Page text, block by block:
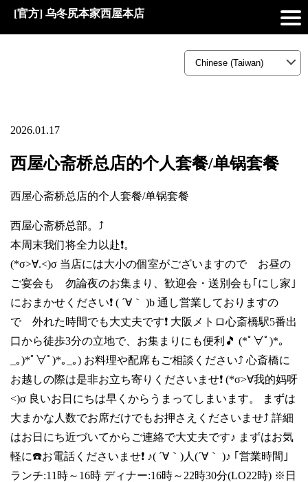
[官方] 乌冬尻本家西屋本店
2026.01.17
西屋心斋桥总店的个人套餐/单锅套餐
西屋心斋桥总店的个人套餐/单锅套餐
西屋心斋桥总部。⤴️
本周末我们将全力以赴❗。
(*σ>∀.<)σ 当店には大小の個室がございますので お昼の
ご宴会も 勿論夜のお集まり、歓迎会・送別会も｢にし家｣
におまかせください❗ ( ´∀｀ )b 通し営業しておりますの
で 外れた時間でも大丈夫です❗ 大阪メトロ心斎橋駅5番出
口から徒歩3分の立地で、お集まりにも便利🎵 (*ﾟ∀ﾟ)*｡
_｡)*ﾟ∀ﾟ)*｡_｡) お料理や配席もご相談ください⤴️ 心斎橋に
お越しの際は是非お立ち寄りくださいませ❗ (*σ>∀我的妈呀
<)σ 良いお日にちは早くからうまってしまいます。 まずは
大まかな人数でお席だけでもお押さえくださいませ⤴️ 詳細
はお日にち近づいてからご連絡で大丈夫です♪ まずはお気
軽に☎️お電話くださいませ❗ ♪( ´∀｀)人(´∀｀ )♪ ｢営業時間｣
ランチ:11時～16時 ディナー:16時～22時30分(LO22時) ※日